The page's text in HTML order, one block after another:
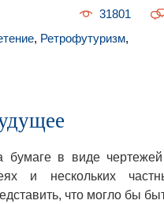
31801
, Ретрофутуризм,
бумаге в виде
и нескольких
что могло бы